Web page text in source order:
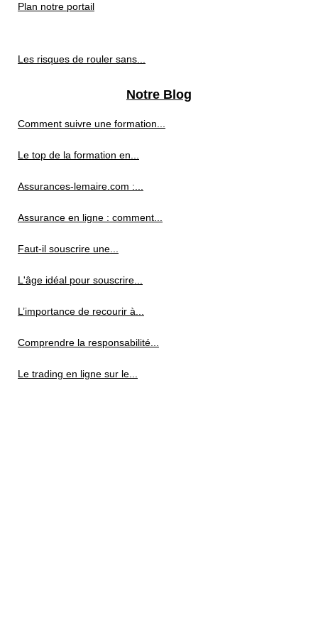
Plan notre portail
Les risques de rouler sans...
Notre Blog
Comment suivre une formation...
Le top de la formation en...
Assurances-lemaire.com :...
Assurance en ligne : comment...
Faut-il souscrire une...
L'âge idéal pour souscrire...
L’importance de recourir à...
Comprendre la responsabilité...
Le trading en ligne sur le...